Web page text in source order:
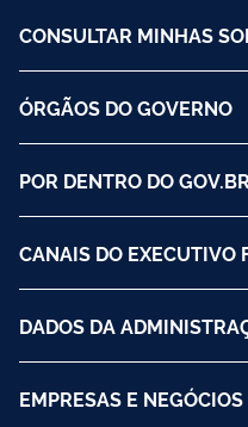
CONSULTAR MINHAS
ÓRGÃOS DO GOVERNO
POR DENTRO DO GOV.BR
CANAIS DO EXECUTIVO
DADOS DA
EMPRESAS E NEGÓCIOS